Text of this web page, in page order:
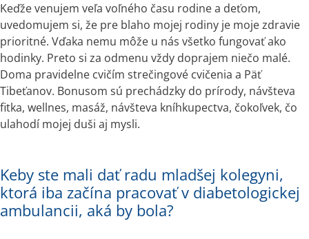
Keďže venujem veľa voľného času rodine a deťom,
uvedomujem si, že pre blaho mojej rodiny je moje zdravie
prioritné. Vďaka nemu môže u nás všetko fungovať ako
hodinky. Preto si za odmenu vždy doprajem niečo malé.
Doma pravidelne cvičím strečingové cvičenia a Päť
Tibeťanov. Bonusom sú prechádzky do prírody, návšteva
fitka, wellnes, masáž, návšteva kníhkupectva, čokoľvek, čo
ulahodí mojej duši aj mysli.
Keby ste mali dať radu mladšej kolegyni,
ktorá iba začína pracovať v diabetologickej
ambulancii, aká by bola?